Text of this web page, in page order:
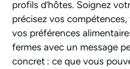
profils d’hôtes. Soignez
précisez vos
vos préférences
fermes avec un message
concret : ce que vous